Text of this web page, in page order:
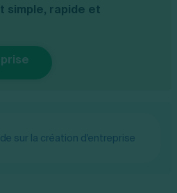
simple, rapide et
sur la création d'entreprise